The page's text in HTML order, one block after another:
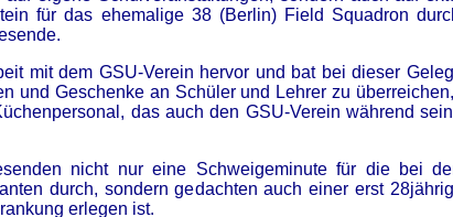
für das ehemalige 38 (Berlin) Field Squadron
mit dem GSU-Verein hervor und bat bei dieser
und Geschenke an Schüler und Lehrer zu
das auch den GSU-Verein während
nicht nur eine Schweigeminute für die bei
durch, sondern gedachten auch einer erst
erlegen ist.